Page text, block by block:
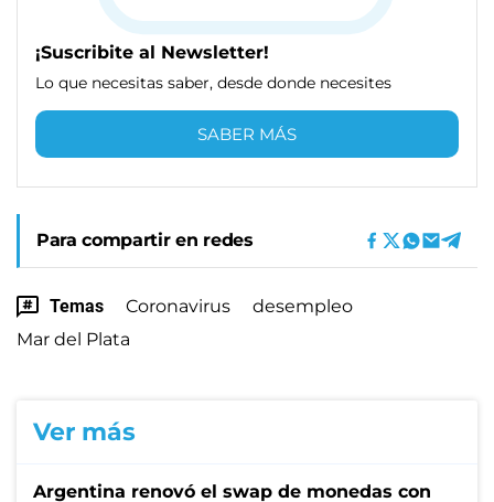
¡Suscribite al Newsletter!
Lo que necesitas saber, desde donde necesites
SABER MÁS
Para compartir en redes
Temas Coronavirus
desempleo
Mar del Plata
Ver más
Argentina renovó el swap de monedas con